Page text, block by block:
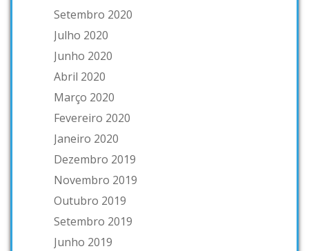
Setembro 2020
Julho 2020
Junho 2020
Abril 2020
Março 2020
Fevereiro 2020
Janeiro 2020
Dezembro 2019
Novembro 2019
Outubro 2019
Setembro 2019
Junho 2019